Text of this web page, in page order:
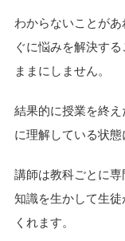
わからないことが
ぐに悩みを解決す
ままにしません。
結果的に授業を終
に理解している状態
講師は教科ごとに
知識を生かして生
くれます。